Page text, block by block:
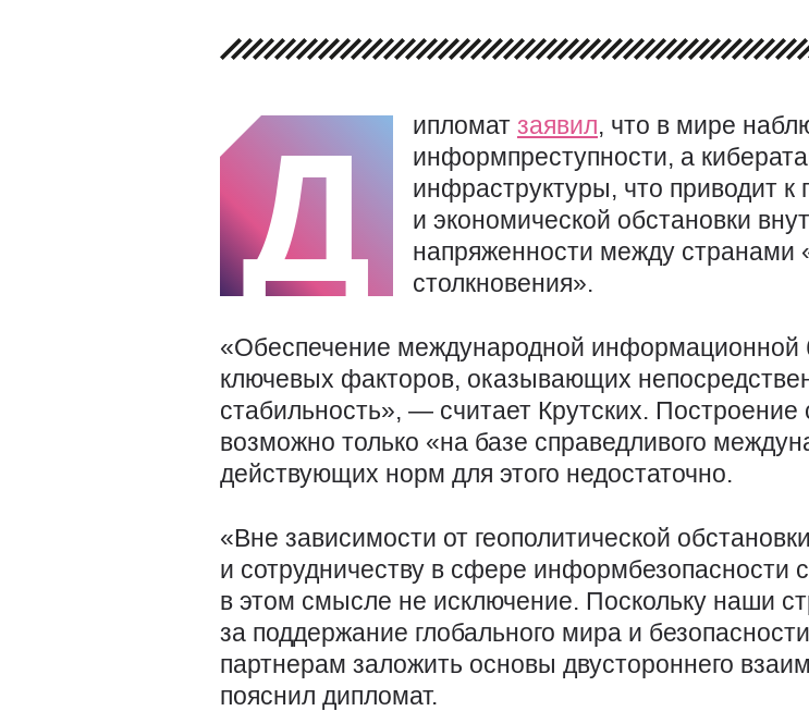
Д ипломат заявил, что в мире
информпреступности, а
инфраструктуры, что приводит к
и экономической обстановки
напряженности между странами
столкновения».
«Обеспечение международной информационной
ключевых факторов, оказывающих
стабильность», — считает Крутских.
возможно только «на базе справедливого
действующих норм для этого недостаточно.
«Вне зависимости от геополитической
и сотрудничеству в сфере информбезопасности
в этом смысле не исключение. Поскольку наши
за поддержание глобального мира и
партнерам заложить основы двустороннего
пояснил дипломат.